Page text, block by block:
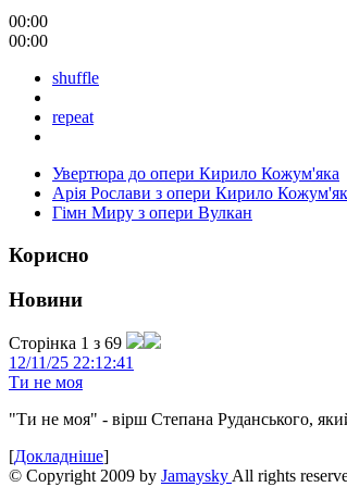
00:00
00:00
shuffle
repeat
Увертюра до опери Кирило Кожум'яка
Арія Рослави з опери Кирило
Гімн Миру з опери Вулкан
Корисно
Новини
Сторінка 1 з 69
12/11/25 22:12:41
Ти не моя
"Ти не моя" - вірш Степана Руданського,
[Докладніше]
© Copyright 2009 by JamayskyAll rights